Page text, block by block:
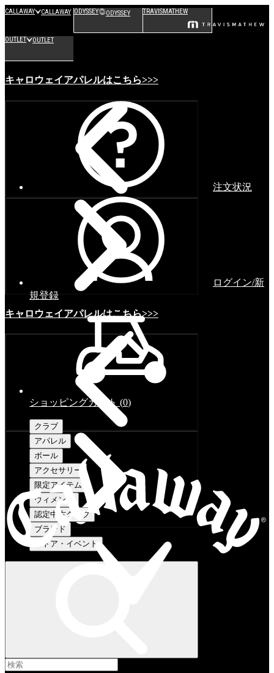
CALLAWAY CALLAWAY ODYSSEY ODYSSEY TRAVISMATHEW
OUTLET OUTLET
キャロウェイアパレルはこちら>>>
キャロウェイアパレルはこちら>>>
注文状況
ログイン/新
規登録
ショッピングカート (0)
クラブ
アパレル
ボール
アクセサリー
限定アイテム
ウィメンズ
認定中古クラブ
ブランド
ストア・イベント